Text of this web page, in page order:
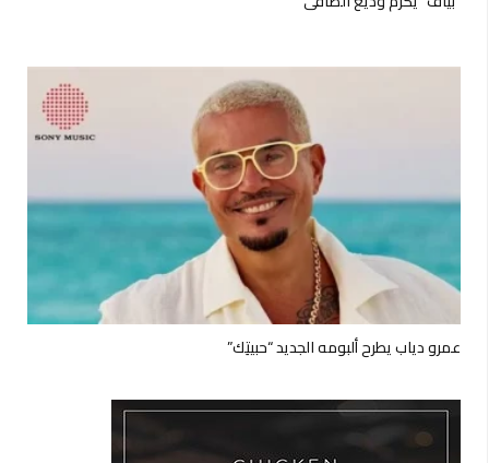
عمرو دياب يطرح ألبومه الجديد “حبيتِك”